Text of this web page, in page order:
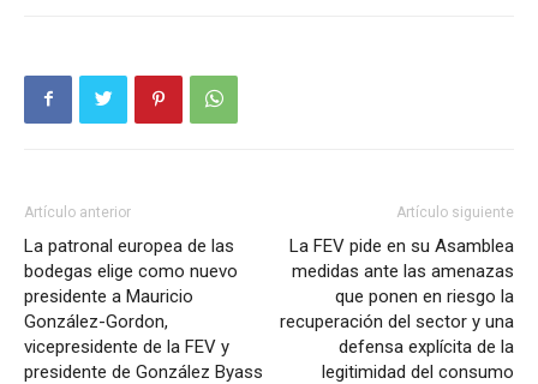
Artículo anterior
La patronal europea de las
bodegas elige como nuevo
presidente a Mauricio
González-Gordon,
vicepresidente de la FEV y
presidente de González Byass
Artículo siguiente
La FEV pide en su Asamblea
medidas ante las amenazas
que ponen en riesgo la
recuperación del sector y una
defensa explícita de la
legitimidad del consumo